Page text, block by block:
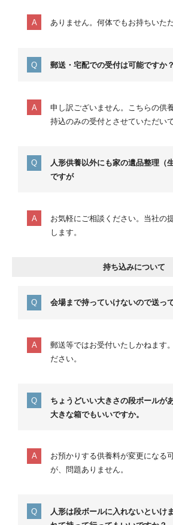
ありません。何体でもお持ちいた
郵送・宅配での受付は可能ですか？
申し訳ございません。こちらの供
持込のみの受付とさせていただい
人形供養以外にも家の遺品整理（
ですが
お気軽にご相談ください。当社の
します。
持ち込みについて
会場まで持っていけないので送っ
郵送等ではお受付いたしかねます
ださい。
ちょうどいい大きさの段ボールが
大きな箱でもいいですか。
お預かりする供養料が変更になる
が、問題ありません。
人形は段ボールに入れないとい